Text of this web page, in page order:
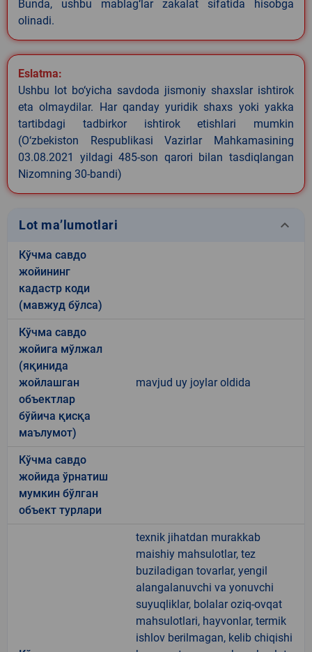
Bunda, ushbu mablag‘lar zakalat sifatida hisobga
olinadi.
Eslatma:
Ushbu lot bo‘yicha savdoda jismoniy shaxslar ishtirok
eta olmaydilar. Har qanday yuridik shaxs yoki yakka
tartibdagi tadbirkor ishtirok etishlari mumkin
(O‘zbekiston Respublikasi Vazirlar Mahkamasining
03.08.2021 yildagi 485-son qarori bilan tasdiqlangan
Nizomning 30-bandi)
Lot ma’lumotlari keyboard_arrow_down
Кўчма савдо
жойининг
кадастр коди
(мавжуд бўлса)
Кўчма савдо
жойига мўлжал
(яқинида
жойлашган
объектлар
бўйича қисқа
маълумот)
mavjud uy joylar oldida
Кўчма савдо
жойида ўрнатиш
мумкин бўлган
объект турлари
texnik jihatdan murakkab
maishiy mahsulotlar, tez
buziladigan tovarlar, yengil
alangalanuvchi va yonuvchi
suyuqliklar, bolalar oziq-ovqat
mahsulotlari, hayvonlar, termik
ishlov berilmagan, kelib chiqishi